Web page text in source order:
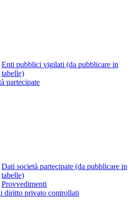
Enti pubblici vigilati (da pubblicare in
tabelle)
partecipate
Dati società partecipate (da pubblicare in
tabelle)
Provvedimenti
diritto privato controllati